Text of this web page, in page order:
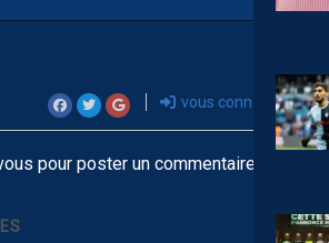
vous connecter
pour poster un commentaire